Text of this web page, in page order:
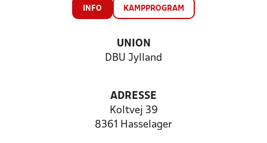
INFO KAMPPROGRAM
UNION
DBU Jylland
ADRESSE
Koltvej 39
8361 Hasselager